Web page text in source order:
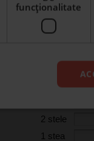
mesaj
4 stele
2 stele
1 stea
funcţionalitate